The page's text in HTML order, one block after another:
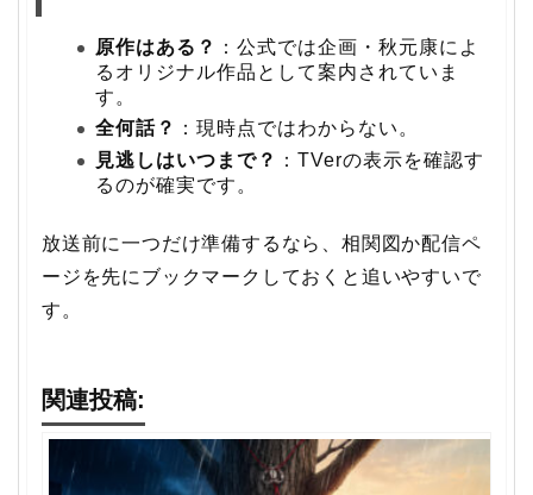
原作はある？
：公式では企画・秋元康によ
るオリジナル作品として案内されていま
す。
全何話？
：現時点ではわからない。
見逃しはいつまで？
：TVerの表示を確認す
るのが確実です。
放送前に一つだけ準備するなら、相関図か配信ペ
ージを先にブックマークしておくと追いやすいで
す。
関連投稿: